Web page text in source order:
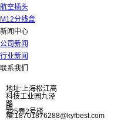
航空插头
M12分线盒
新闻中心
公司新闻
行业新闻
联系我们
地址:上海松江高
科技工业园九泾
路
325弄2号楼
邮
箱:18701876288@kyfbest.com